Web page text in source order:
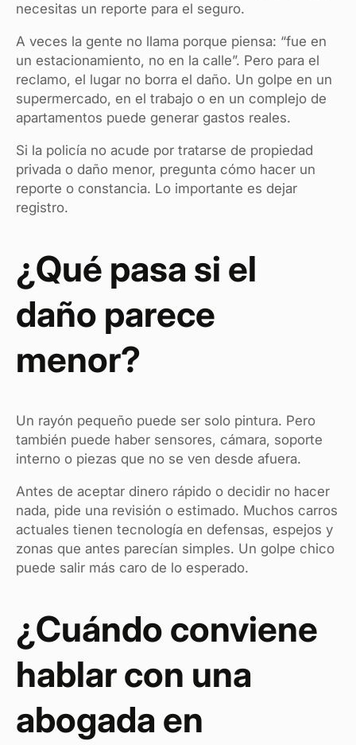
necesitas un reporte para el seguro.
A veces la gente no llama porque piensa: “fue en
un estacionamiento, no en la calle”. Pero para el
reclamo, el lugar no borra el daño. Un golpe en un
supermercado, en el trabajo o en un complejo de
apartamentos puede generar gastos reales.
Si la policía no acude por tratarse de propiedad
privada o daño menor, pregunta cómo hacer un
reporte o constancia. Lo importante es dejar
registro.
¿Qué pasa si el
daño parece
menor?
Un rayón pequeño puede ser solo pintura. Pero
también puede haber sensores, cámara, soporte
interno o piezas que no se ven desde afuera.
Antes de aceptar dinero rápido o decidir no hacer
nada, pide una revisión o estimado. Muchos carros
actuales tienen tecnología en defensas, espejos y
zonas que antes parecían simples. Un golpe chico
puede salir más caro de lo esperado.
¿Cuándo conviene
hablar con una
abogada en